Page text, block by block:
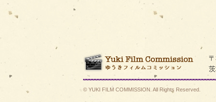
ゆう
© YUKI FILM COMMISSION. All Rights Reserved.